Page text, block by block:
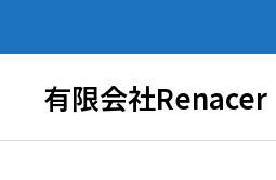
有限会社Renacer